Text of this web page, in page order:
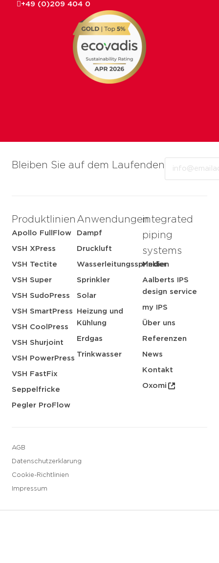
Bleiben Sie auf dem Laufenden
Produktlinien
Apollo FullFlow
VSH XPress
VSH Tectite
VSH Super
VSH SudoPress
VSH SmartPress
VSH CoolPress
VSH Shurjoint
VSH PowerPress
VSH FastFix
Seppelfricke
Pegler ProFlow
Anwendungen
Dampf
Druckluft
Wasserleitungssprinkler
Sprinkler
Solar
Heizung und
Kühlung
Erdgas
Trinkwasser
integrated
piping
systems
Medien
Aalberts IPS
design service
my IPS
Über uns
Referenzen
News
Kontakt
Oxomi
AGB
Datenschutzerklarung
Cookie-Richtlinien
Impressum
+49 (0)209 404 0